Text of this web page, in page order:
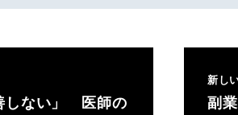
しない」 医師の
新し
副